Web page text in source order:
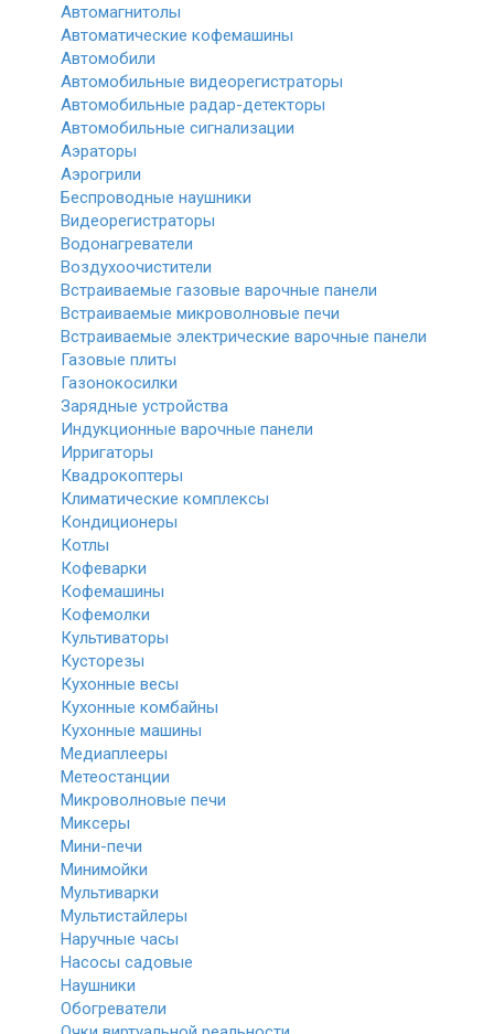
Автомагнитолы
Автоматические кофемашины
Автомобили
Автомобильные видеорегистраторы
Автомобильные радар-детекторы
Автомобильные сигнализации
Аэраторы
Аэрогрили
Беспроводные наушники
Видеорегистраторы
Водонагреватели
Воздухоочистители
Встраиваемые газовые варочные панели
Встраиваемые микроволновые печи
Встраиваемые электрические варочные панели
Газовые плиты
Газонокосилки
Зарядные устройства
Индукционные варочные панели
Ирригаторы
Квадрокоптеры
Климатические комплексы
Кондиционеры
Котлы
Кофеварки
Кофемашины
Кофемолки
Культиваторы
Кусторезы
Кухонные весы
Кухонные комбайны
Кухонные машины
Медиаплееры
Метеостанции
Микроволновые печи
Миксеры
Мини-печи
Минимойки
Мультиварки
Мультистайлеры
Наручные часы
Насосы садовые
Наушники
Обогреватели